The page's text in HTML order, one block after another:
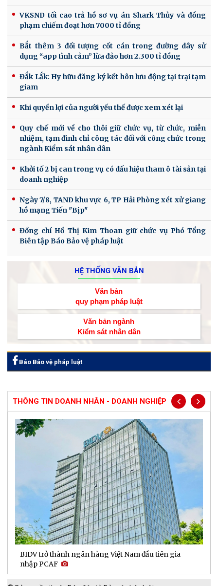
VKSND tối cao trả hồ sơ vụ án Shark Thủy và đồng
phạm chiếm đoạt hơn 7000 tỉ đồng
Bắt thêm 3 đối tượng cốt cán trong đường dây sử
dụng “app tình cảm” lừa đảo hơn 2.300 tỉ đồng
Đắk Lắk: Hy hữu đăng ký kết hôn lưu động tại trại tạm
giam
Khi quyền lợi của người yếu thế được xem xét lại
Quy chế mới về cho thôi giữ chức vụ, từ chức, miễn
nhiệm, tạm đình chỉ công tác đối với công chức trong
ngành Kiểm sát nhân dân
Khởi tố 2 bị can trong vụ có dấu hiệu tham ô tài sản tại
doanh nghiệp
Ngày 7/8, TAND khu vực 6, TP Hải Phòng xét xử giang
hồ mạng Tiến "Bịp"
Đồng chí Hồ Thị Kim Thoan giữ chức vụ Phó Tổng
Biên tập Báo Bảo vệ pháp luật
HỆ THỐNG VĂN BẢN
Văn bản
quy phạm pháp luật
Văn bản ngành
Kiểm sát nhân dân
Báo Bảo vệ pháp luật
THÔNG TIN DOANH NHÂN - DOANH NGHIỆP
BIDV trở thành ngân hàng Việt Nam đầu tiên gia
nhập PCAF